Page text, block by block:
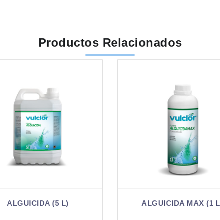
Productos Relacionados
ALGUICIDA MAX (1 L) ALGUICIDA